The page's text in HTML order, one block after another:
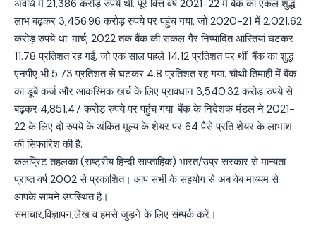
अवधि में 21,386 करोड़ रुपये थी. पूरे वित्त वर्ष 2021-22 में बैंक का एकल शुद्ध
लाभ बढ़कर 3,456.96 करोड़ रुपये पर पहुंच गया, जो 2020-21 में 2,021.62
करोड़ रुपये था. मार्च, 2022 तक बैंक की सकल गैर निष्पादित आस्तियां घटकर
11.78 प्रतिशत रह गईं, जो एक साल पहले 14.12 प्रतिशत पर थीं. बैंक का शुद्ध
एनपीए भी 5.73 प्रतिशत से घटकर 4.8 प्रतिशत रह गया. चौथी तिमाही में बैंक
का डूबे कर्ज और आकस्मिक खर्च के लिए प्रावधान 3,540.32 करोड़ रुपये से
बढ़कर 4,851.47 करोड़ रुपये पर पहुंच गया. बैंक के निदेशक मंडल ने 2021-
22 के लिए दो रुपये के अंकित मूल्य के शेयर पर 64 पैसे प्रति शेयर के लाभांश
की सिफारिश की है.
कलप्रिट तहलका (राष्ट्रीय हिन्दी साप्ताहिक) भारत/उप्र सरकार से मान्यता
प्राप्त वर्ष 2002 से प्रकाशित। आप सभी के सहयोग से अब वेब माध्यम से
आपके सामने उपस्थित है।
समाचार,विज्ञापन,लेख व हमसे जुड़ने के लिए संम्पर्क करें।